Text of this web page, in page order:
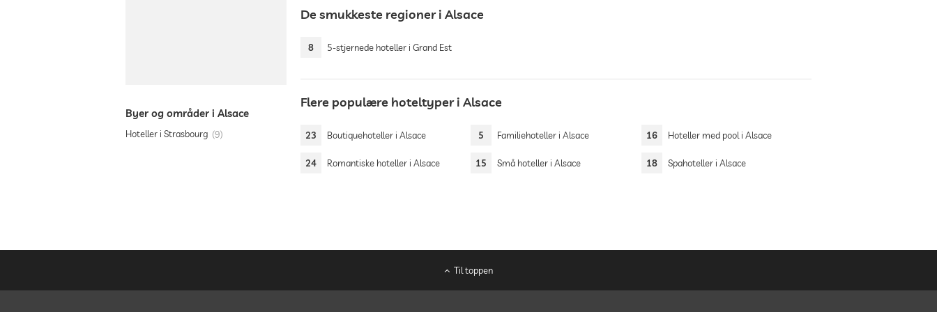
Byer og områder i Alsace
Hoteller i Strasbourg 9
De smukkeste regioner i Alsace
8 5-stjernede hoteller i Grand Est
Flere populære hoteltyper i Alsace
23 Boutiquehoteller i Alsace 5 Familiehoteller i Alsace 16 Hoteller med pool i Alsace
24 Romantiske hoteller i Alsace 15 Små hoteller i Alsace 18 Spahoteller i Alsace
Til toppen